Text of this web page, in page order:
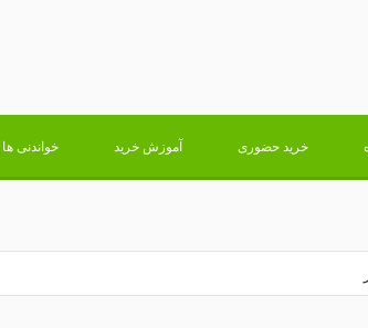
خرید حضوری آموزش خرید خواندنی ها